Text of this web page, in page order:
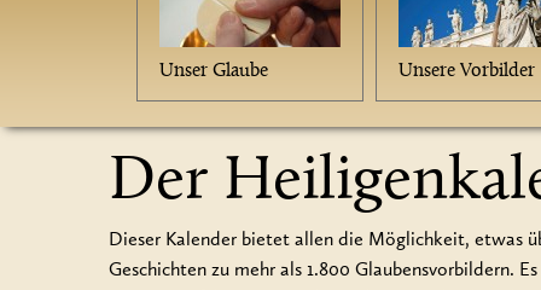
Unser Glaube Unsere Vorbilder
Der
Dieser Kalender bietet allen die Möglichkeit, etwas
Geschichten zu mehr als 1.800 Glaubensvorbildern.